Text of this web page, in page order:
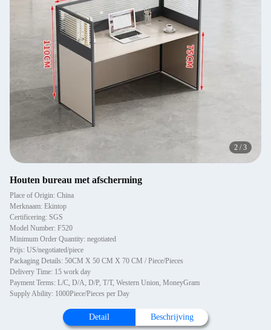
2 /3
Houten bureau met afscherming
Place of Origin: China
Merknaam: Ekintop
Certificering: SGS
Model Number: F520
Minimum Order Quantity: negotiated
Prijs: US/negotiated/piece
Packaging Details: 50CM X 50 CM X 70 CM / Piece/Pieces
Delivery Time: 15 work day
Payment Terms: L/C, D/A, D/P, T/T, Western Union, MoneyGram
Supply Ability: 1000Piece/Pieces per Day
Detail Beschrijving